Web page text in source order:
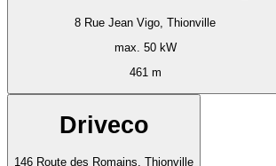
8 Rue Jean Vigo, Thionville
max. 50 kW
461 m
Driveco
146 Route des Romains, Thionville